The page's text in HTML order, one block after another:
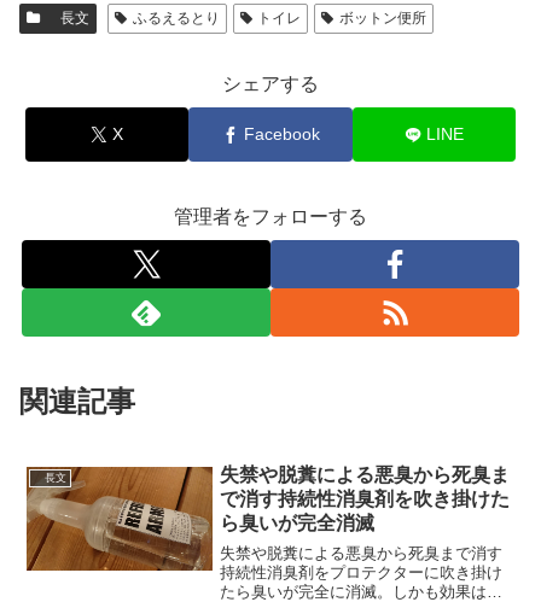
長文 ふるえるとり トイレ ボットン便所
シェアする
X Facebook LINE
管理者をフォローする
関連記事
長文
失禁や脱糞による悪臭から死臭ま
で消す持続性消臭剤を吹き掛けた
ら臭いが完全消滅
失禁や脱糞による悪臭から死臭まで消す
持続性消臭剤をプロテクターに吹き掛け
たら臭いが完全に消滅。しかも効果は数